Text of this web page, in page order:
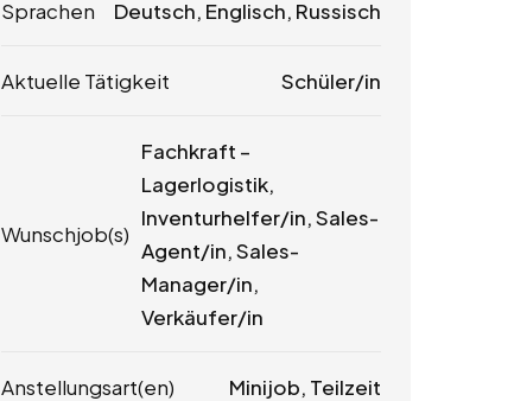
Sprachen Deutsch, Englisch, Russisch
Aktuelle Tätigkeit Schüler/in
Wunschjob(s)
Fachkraft –
Lagerlogistik,
Inventurhelfer/in, Sales-
Agent/in, Sales-
Manager/in,
Verkäufer/in
Anstellungsart(en) Minijob, Teilzeit